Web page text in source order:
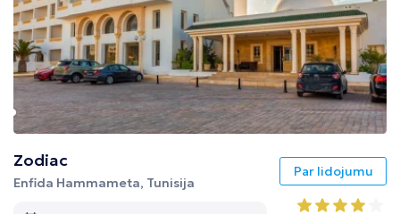
Zodiac
Enfida Hammameta, Tunisija
Par lidojumu